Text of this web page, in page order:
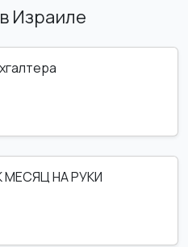
Израиле
МЕСЯЦ НА РУКИ